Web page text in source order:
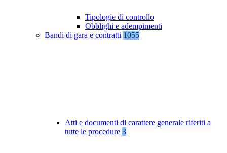
Tipologie di controllo
Obblighi e adempimenti
Bandi di gara e contratti 1055
Atti e documenti di carattere generale riferiti a
tutte le procedure 3